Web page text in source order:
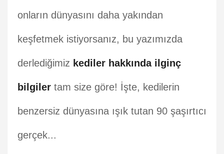
onların dünyasını daha yakından
keşfetmek istiyorsanız, bu yazımızda
derlediğimiz kediler hakkında ilginç
bilgiler tam size göre! İşte, kedilerin
benzersiz dünyasına ışık tutan 90 şaşırtıcı
gerçek...